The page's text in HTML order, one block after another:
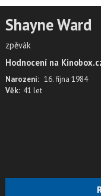
Shayne Ward
zpěvák
Hodnocení na
Narození: 16. října 1984
Věk: 41 let